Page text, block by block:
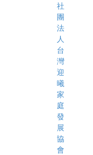
社
團
法
人
台
灣
迎
曦
家
庭
發
展
協
會